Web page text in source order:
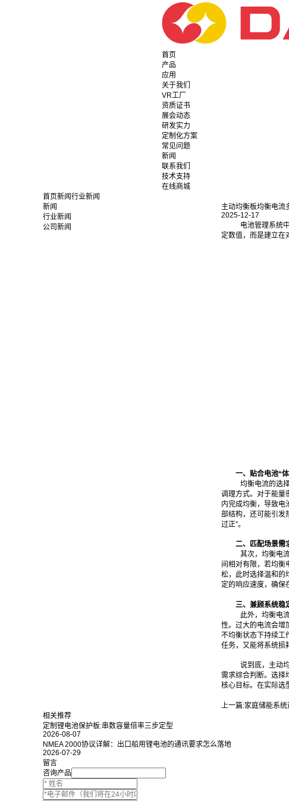
首页
产品
应用
关于我们
VR工厂
资质证书
展会动态
研发实力
定制化方案
常见问题
新闻
联系我们
技术支持
在线商城
首页新闻行业新闻
新闻
行业新闻
公司新闻
主动均衡板均衡电流
2025-12-17
电池管理系统
定数值，而是建立在
一、贴合电池“
均衡电流的选
调理方式。对于能量
内完成均衡，导致电
部结构，还可能引发
过正”。
二、匹配场景需
其次，均衡电
间相对有限，若均衡
松，此时选择温和的
定的响应速度，确保
三、兼顾系统稳
此外，均衡电
性。过大的电流会增
不均衡状态下持续工
任务，又能将系统损
说到底，主动
需求综合判断。选择
核心目标。在实际选
上一篇:家庭储能系
相关推荐
定制锂电池保护板:串数容量倍率三步定型
2026-08-07
NMEA 2000协议详解：出口船用锂电池的通讯要求怎么落地
2026-07-29
留言
咨询产品